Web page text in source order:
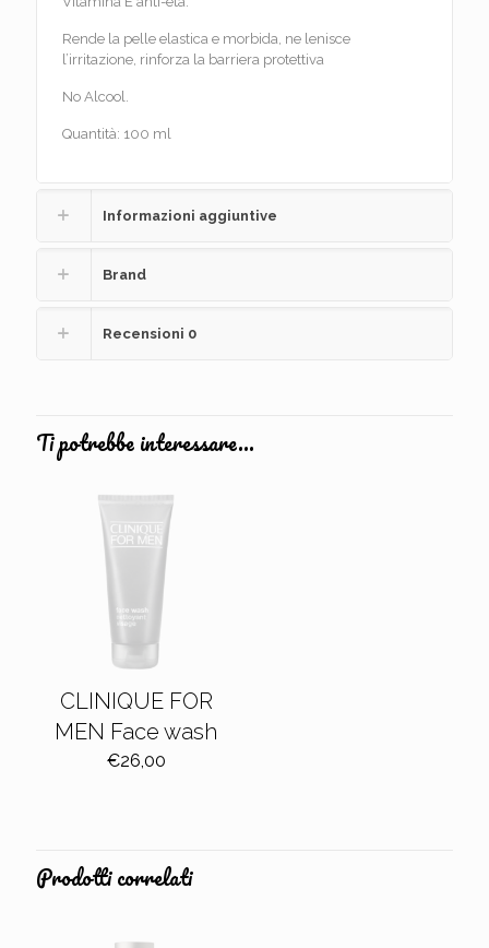
Rende la pelle elastica e morbida, ne lenisce
l’irritazione, rinforza la barriera protettiva
No Alcool.
Quantità: 100 ml
Informazioni aggiuntive
Brand
Recensioni 0
Ti potrebbe interessare…
CLINIQUE FOR
MEN Face wash
€26,00
Prodotti correlati